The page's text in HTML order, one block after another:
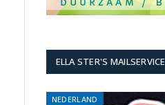
ELLA STER'S MAILSERVICE
NEDERLAND